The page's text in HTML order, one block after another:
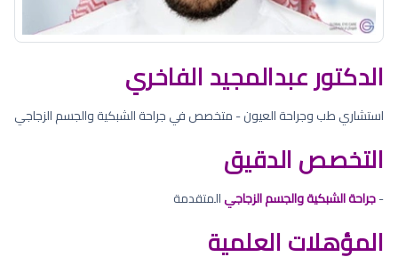
الدكتور عبدالمجيد الفاخري
استشاري طب وجراحة العيون - متخصص في جراحة الشبكية والجسم الزجاجي
التخصص الدقيق
-جراحة الشبكية والجسم الزجاجيالمتقدمة
المؤهلات العلمية